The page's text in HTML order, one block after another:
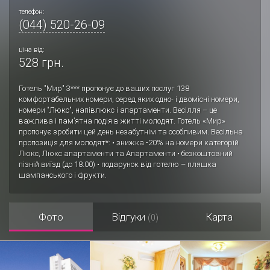
телефон:
(044) 520-26-09
ціна від:
528 грн.
Готель "Мир" 3*** пропонує до ваших послуг 138
комфортабельних номери, серед яких одно- і двомісні номери,
номери "Люкс", напівлюкс і апартаменти. Весілля – це
важлива і пам’ятна подія в житті молодят. Готель «Мир»
пропонує зробити цей день незабутнім та особливим. Весільна
пропозиція для молодят*: • знижка -20% на номери категорій
Люкс, Люкс апартаменти та Апартаменти • безкоштовний
пізній виїзд (до 18.00) • подарунок від готелю – пляшка
шампанського і фрукти.
Фото Відгуки (0) Карта